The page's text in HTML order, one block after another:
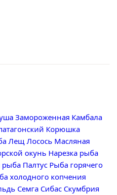
Замороженная Камбала
Корюшка
Лещ Лосось Масляная
окунь Нарезка рыба
рыба Палтус Рыба горячего
холодного копчения
Семга Сибас Скумбрия